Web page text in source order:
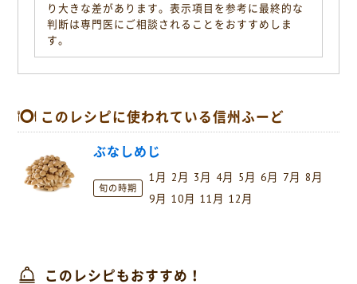
り大きな差があります。表示項目を参考に最終的な
判断は専門医にご相談されることをおすすめしま
す。
このレシピに使われている信州ふーど
ぶなしめじ
旬の時期
1月 2月 3月 4月 5月 6月 7月 8月
9月 10月 11月 12月
このレシピもおすすめ！